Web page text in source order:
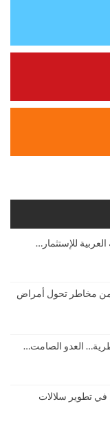
من مخاطر تحول أمراض
العدو الصامت…
في تطوير سلالات